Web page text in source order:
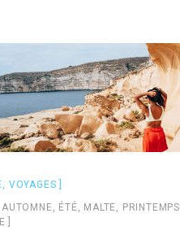
VOYAGES
AUTOMNE ÉTÉ MALTE PRINTEMPS